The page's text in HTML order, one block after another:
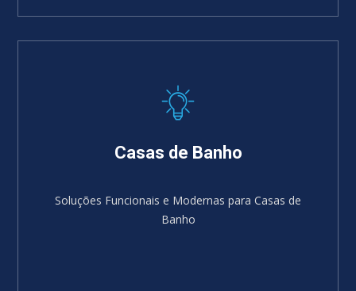
Casas de Banho
Soluções Funcionais e Modernas para Casas de
Banho